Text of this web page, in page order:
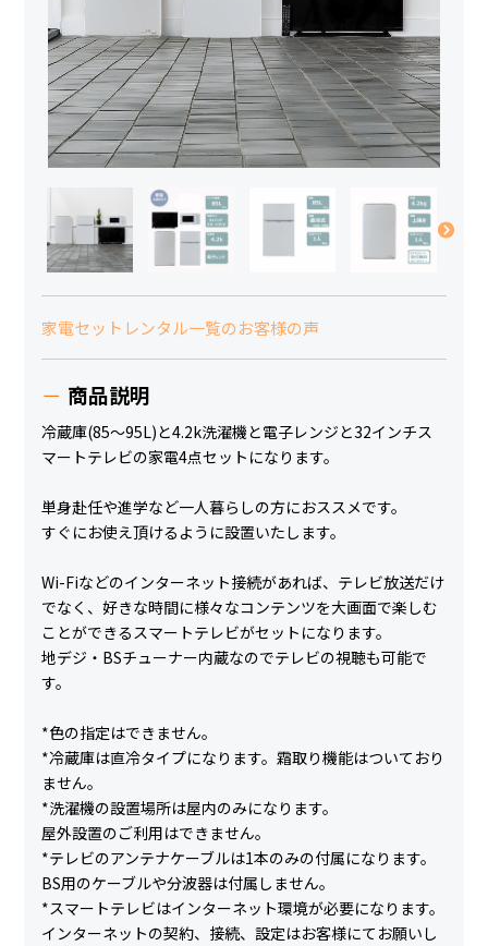
家電セットレンタル一覧のお客様の声
商品説明
冷蔵庫(85～95L)と4.2k洗濯機と電子レンジと32インチス
マートテレビの家電4点セットになります。
単身赴任や進学など一人暮らしの方におススメです。
すぐにお使え頂けるように設置いたします。
Wi-Fiなどのインターネット接続があれば、テレビ放送だけ
でなく、好きな時間に様々なコンテンツを大画面で楽しむ
ことができるスマートテレビがセットになります。
地デジ・BSチューナー内蔵なのでテレビの視聴も可能で
す。
*色の指定はできません。
*冷蔵庫は直冷タイプになります。霜取り機能はついており
ません。
*洗濯機の設置場所は屋内のみになります。
屋外設置のご利用はできません。
*テレビのアンテナケーブルは1本のみの付属になります。
BS用のケーブルや分波器は付属しません。
*スマートテレビはインターネット環境が必要になります。
インターネットの契約、接続、設定はお客様にてお願いし